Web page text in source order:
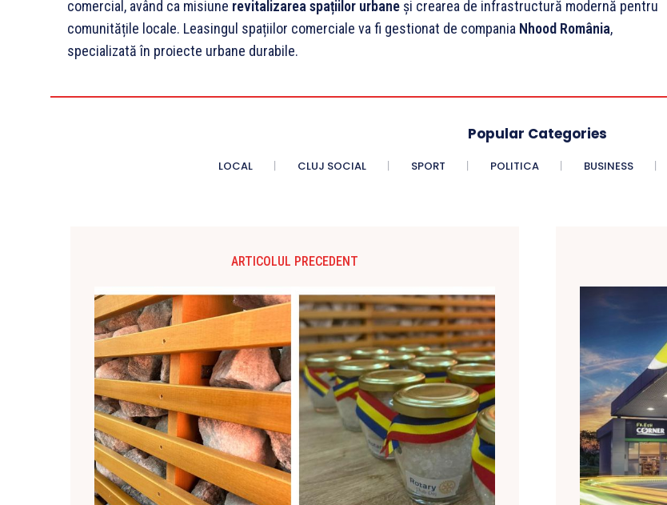
comercial, având ca misiune revitalizarea spațiilor urbane și crearea de infrastructură modernă pentru
comunitățile locale. Leasingul spațiilor comerciale va fi gestionat de compania Nhood România,
specializată în proiecte urbane durabile.
Popular Categories
LOCAL CLUJ SOCIAL SPORT POLITICA BUSINESS
ARTICOLUL PRECEDENT